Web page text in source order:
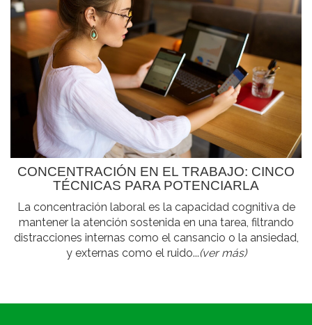
CONCENTRACIÓN EN EL TRABAJO: CINCO
TÉCNICAS PARA POTENCIARLA
La concentración laboral es la capacidad cognitiva de
mantener la atención sostenida en una tarea, filtrando
distracciones internas como el cansancio o la ansiedad,
y externas como el ruido...(ver más)